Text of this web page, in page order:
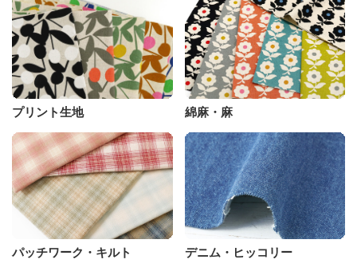
プリント生地 綿麻・麻
パッチワーク・キルト デニム・ヒッコリー